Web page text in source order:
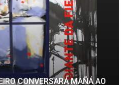
CONVERSARÁ MAÑÁ AO